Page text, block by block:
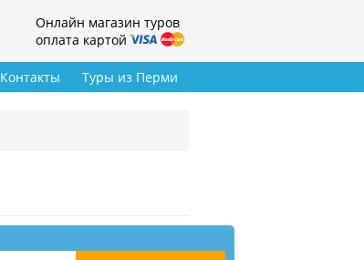
Онлайн магазин туров
оплата картой
Туры из Перми
Контакты